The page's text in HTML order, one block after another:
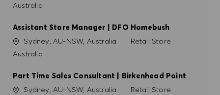
Australia
Assistant Store Manager | DFO Homebush
Ort Sydney, AU-NSW, Australia Kategorie
Retail Store
Australia
Part Time Sales Consultant | Birkenhead Point
Ort Sydney, AU-NSW, Australia Kategorie
Retail Store